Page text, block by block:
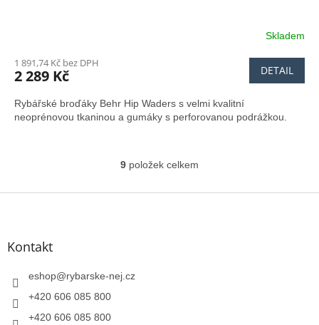
R
M
A
Skladem
1 891,74 Kč bez DPH
2 289 Kč DETAIL
Rybářské broďáky Behr Hip Waders s velmi kvalitní
neoprénovou tkaninou a gumáky s perforovanou podrážkou.
O
l
9 položek celkem
Z
Kontakt
eshop@rybarske-nej.cz
+420 606 085 800
+420 606 085 800